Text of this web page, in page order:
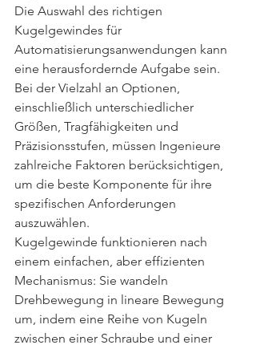
Die Auswahl des richtigen
Kugelgewindes für
Automatisierungsanwendungen kann
eine herausfordernde Aufgabe sein.
Bei der Vielzahl an Optionen,
einschließlich unterschiedlicher
Größen, Tragfähigkeiten und
Präzisionsstufen, müssen Ingenieure
zahlreiche Faktoren berücksichtigen,
um die beste Komponente für ihre
spezifischen Anforderungen
auszuwählen.
Kugelgewinde funktionieren nach
einem einfachen, aber effizienten
Mechanismus: Sie wandeln
Drehbewegung in lineare Bewegung
um, indem eine Reihe von Kugeln
zwischen einer Schraube und einer